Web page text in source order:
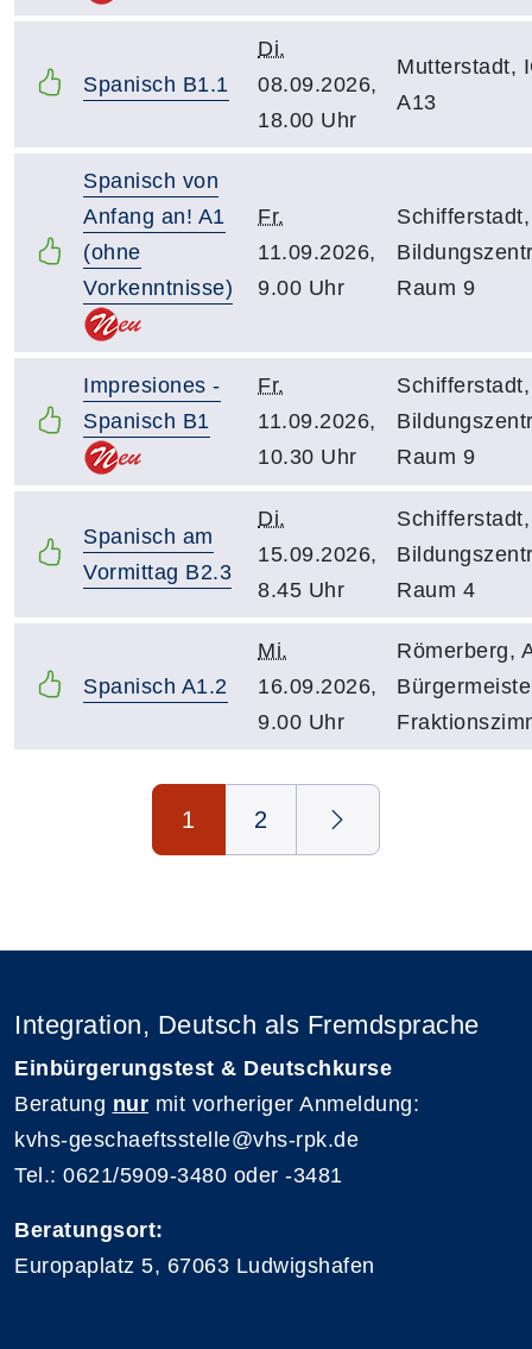
Spanisch B1.1
Di.
08.09.2026,
18.00 Uhr
Mutterstadt,
A13
Spanisch von
Anfang an! A1
(ohne
Vorkenntnisse)
Fr.
11.09.2026,
9.00 Uhr
Raum 9
Impresiones -
Spanisch B1
Fr.
11.09.2026,
10.30 Uhr
Raum 9
Spanisch am
Vormittag B2.3
Di.
15.09.2026,
8.45 Uhr
Raum 4
Spanisch A1.2
Mi.
16.09.2026,
9.00 Uhr
Römerberg,
1 2
Integration, Deutsch als Fremdsprache
Einbürgerungstest & Deutschkurse
Beratung nur mit vorheriger Anmeldung:
kvhs-geschaeftsstelle@vhs-rpk.de
Tel.: 0621/5909-3480 oder -3481
Beratungsort:
Europaplatz 5, 67063 Ludwigshafen